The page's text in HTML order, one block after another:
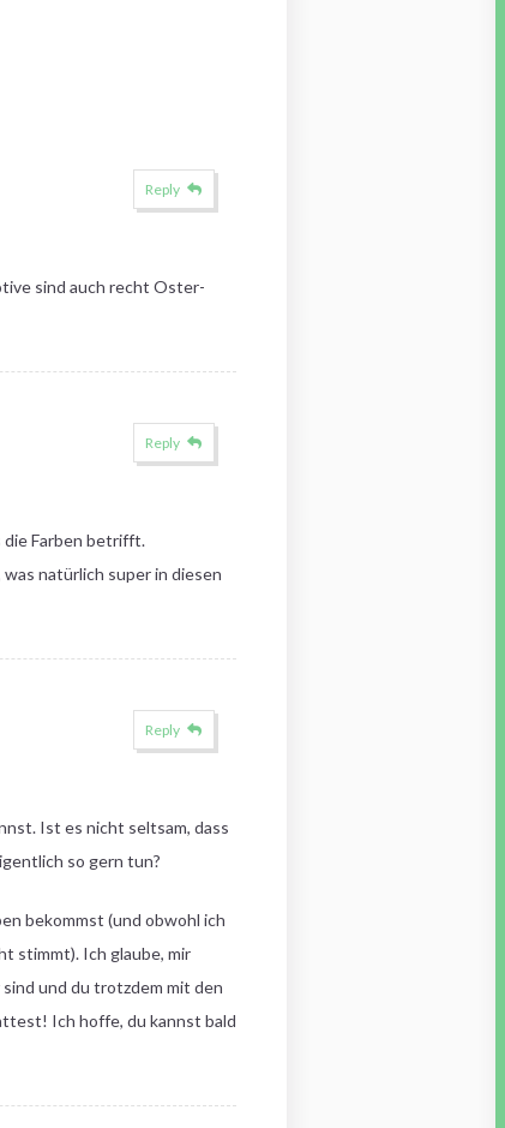
sind auch recht Oster-
Reply
die Farben betrifft.
natürlich super in diesen
Reply
Ist es nicht seltsam, dass
so gern tun?
bekommst (und obwohl ich
stimmt). Ich glaube, mir
und du trotzdem mit den
Ich hoffe, du kannst bald
Reply